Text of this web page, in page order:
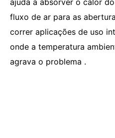
ajuda a absorver o calor
fluxo de ar para as
correr aplicações de uso
onde a temperatura
agrava o problema .